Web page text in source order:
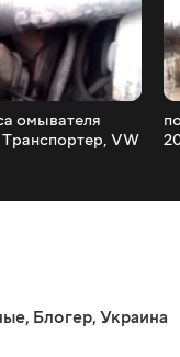
омывателя
VW
, Блогер, Украина